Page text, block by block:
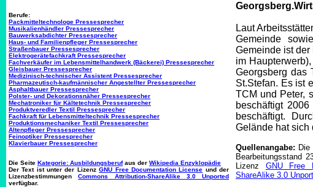
Berufe:
Packmitteltechnologe Pressesprecher
Musikalienhändler Pressesprecher
Bauwerksabdichter Pressesprecher
Haus- und Familienpfleger Pressesprecher
Straßenbauer Pressesprecher
Elektrogerätefachkraft Pressesprecher
Fachverkäufer im Lebensmittelhandwerk (Bäckerei) Pressesprecher
Gleisbauer Pressesprecher
Medizinisch-technischer Assistent Pressesprecher
Pharmazeutisch-kaufmännischer Angestellter Pressesprecher
Asphaltbauer Pressesprecher
Polster- und Dekorationsnäher Pressesprecher
Mechatroniker für Kältetechnik Pressesprecher
Produktveredler Textil Pressesprecher
Fachkraft für Lebensmitteltechnik Pressesprecher
Produktionsmechaniker Textil Pressesprecher
Altenpfleger Pressesprecher
Feinoptiker Pressesprecher
Klavierbauer Pressesprecher
Die Seite Kategorie: Ausbildungsberufaus der Wikipedia Enzyklopädie
Der Text ist unter der LizenzGNU Free Documentation License und der
LizenzbestimmungenCommons Attribution-ShareAlike 3.0 Unported
verfügbar.
Laut
Gemeinde
Gemeinde ist
im
Georgsberg das
St.Stefan. Es ist
TCM und Peter,
beschäftigt
beschäftigt.
Gelände hat sich
Quellenangabe:
Bearbeitungsstand
Lizenz GNU Free
ShareAlike 3.0